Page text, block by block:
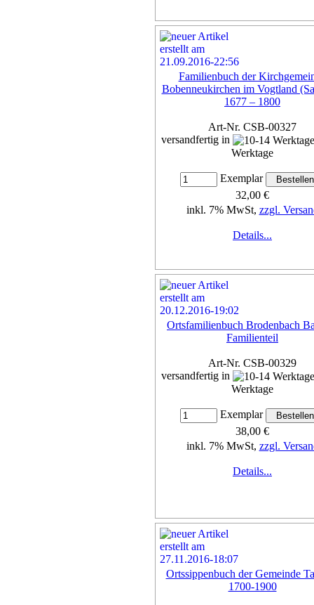
Familienbuch der
Bobenneukirchen im Vogtland
1677 – 1800
Art-Nr. CSB-00327
versandfertig in
Werktage
Exemplar
32,00 €
inkl. 7% MwSt, zzgl.
Details...
Ortsfamilienbuch Brodenbach
Familienteil
Art-Nr. CSB-00329
versandfertig in
Werktage
Exemplar
38,00 €
inkl. 7% MwSt, zzgl.
Details...
Ortssippenbuch der Gemeinde
1700-1900